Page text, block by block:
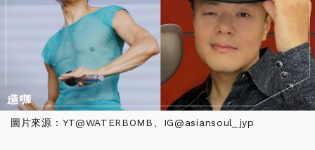
圖片來源：YT@WATERBOMB、IG@asiansoul_jyp